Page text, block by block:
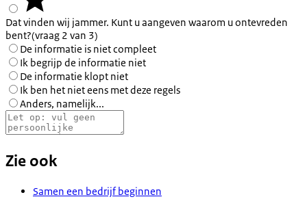
Dat vinden wij jammer. Kunt u aangeven waarom u ontevreden
bent?(vraag 2 van 3)
De informatie is niet compleet
Ik begrijp de informatie niet
De informatie klopt niet
Ik ben het niet eens met deze regels
Anders, namelijk...
Zie ook
Samen een bedrijf beginnen